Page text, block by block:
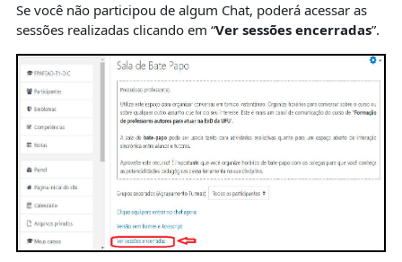
Se você não participou de algum Chat, poderá acessar as
sessões realizadas clicando em “Ver sessões encerradas”.